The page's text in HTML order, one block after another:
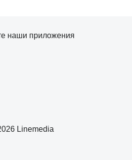
Linemedia
наши приложения